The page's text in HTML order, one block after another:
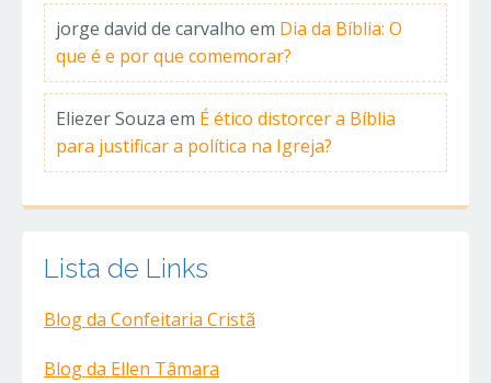
jorge david de carvalho em Dia da Bíblia: O
que é e por que comemorar?
Eliezer Souza em É ético distorcer a Bíblia
para justificar a política na Igreja?
Lista de Links
Blog da Confeitaria Cristã
Blog da Ellen Tâmara